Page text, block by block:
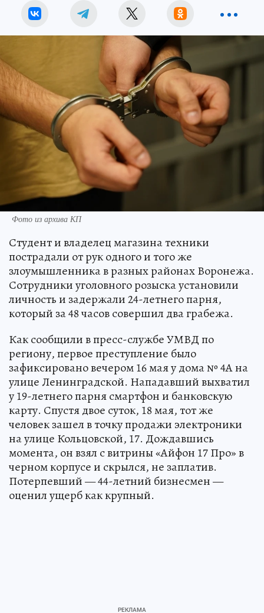
Фото из архива КП
Студент и владелец магазина техники
пострадали от рук одного и того же
злоумышленника в разных районах Воронежа.
Сотрудники уголовного розыска установили
личность и задержали 24-летнего парня,
который за 48 часов совершил два грабежа.
Как сообщили в пресс-службе УМВД по
региону, первое преступление было
зафиксировано вечером 16 мая у дома № 4А на
улице Ленинградской. Нападавший выхватил
у 19-летнего парня смартфон и банковскую
карту. Спустя двое суток, 18 мая, тот же
человек зашел в точку продажи электроники
на улице Кольцовской, 17. Дождавшись
момента, он взял с витрины «Айфон 17 Про» в
черном корпусе и скрылся, не заплатив.
Потерпевший — 44-летний бизнесмен —
оценил ущерб как крупный.